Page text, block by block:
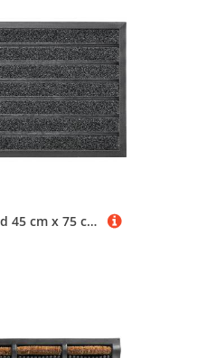
Fußmatte Salford 45 cm x 75 cm Anthrazit Streifen-Design